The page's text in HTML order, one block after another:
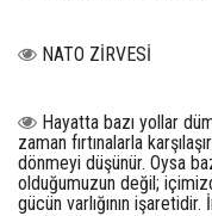
NATO ZİRVESİ
Hayatta bazı yollar
zaman fırtınalarla
dönmeyi düşünür. Oysa
olduğumuzun değil;
gücün varlığının